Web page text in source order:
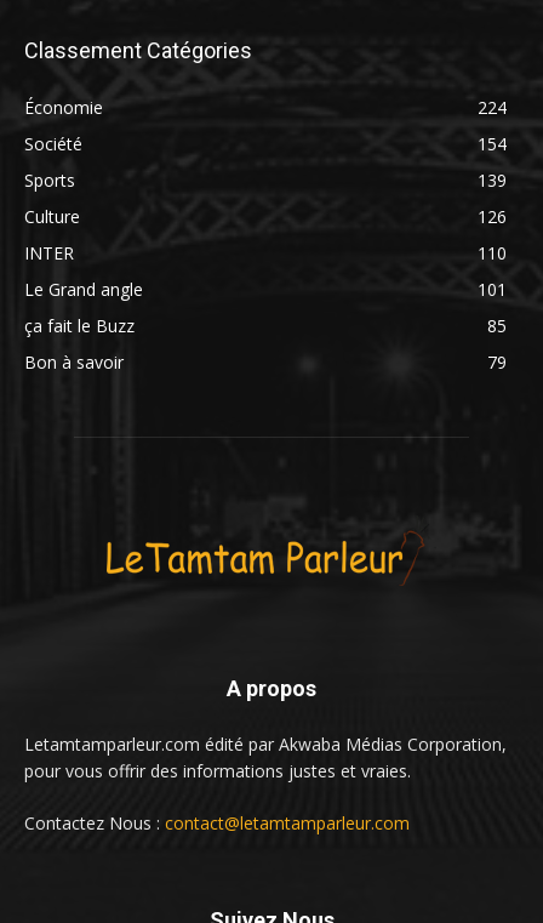
Classement Catégories
Économie
224
Société
154
Sports
139
Culture
126
INTER
110
Le Grand angle
101
ça fait le Buzz
85
Bon à savoir
79
A propos
Letamtamparleur.com édité par Akwaba Médias Corporation,
pour vous offrir des informations justes et vraies.
Contactez Nous : contact@letamtamparleur.com